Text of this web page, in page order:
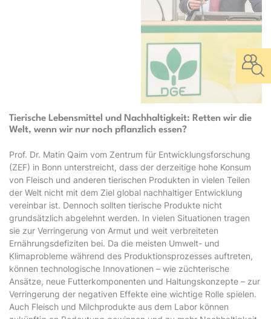
Tierische Lebensmittel und Nachhaltigkeit: Retten wir die
Welt, wenn wir nur noch pflanzlich essen?
Prof. Dr. Matin Qaim vom Zentrum für Entwicklungsforschung
(ZEF) in Bonn unterstreicht, dass der derzeitige hohe Konsum
von Fleisch und anderen tierischen Produkten in vielen Teilen
der Welt nicht mit dem Ziel global nachhaltiger Entwicklung
vereinbar ist. Dennoch sollten tierische Produkte nicht
grundsätzlich abgelehnt werden. In vielen Situationen tragen
sie zur Verringerung von Armut und weit verbreiteten
Ernährungsdefiziten bei. Da die meisten Umwelt- und
Klimaprobleme während des Produktionsprozesses auftreten,
können technologische Innovationen – wie züchterische
Ansätze, neue Futterkomponenten und Haltungskonzepte – zur
Verringerung der negativen Effekte eine wichtige Rolle spielen.
Auch Fleisch und Milchprodukte aus dem Labor können